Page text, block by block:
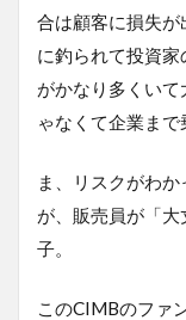
合は顧客に損失
に釣られて投資
がかなり多くい
ゃなくて企業まで
ま、リスクがわ
が、販売員が「
子。
このCIMBのファ